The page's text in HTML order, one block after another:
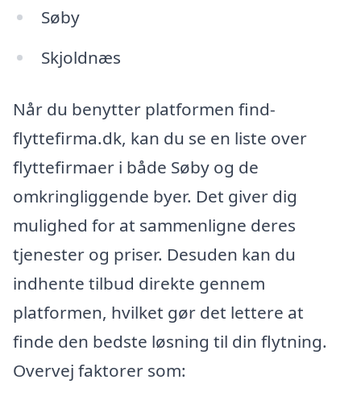
Søby
Skjoldnæs
Når du benytter platformen find-
flyttefirma.dk, kan du se en liste over
flyttefirmaer i både Søby og de
omkringliggende byer. Det giver dig
mulighed for at sammenligne deres
tjenester og priser. Desuden kan du
indhente tilbud direkte gennem
platformen, hvilket gør det lettere at
finde den bedste løsning til din flytning.
Overvej faktorer som: